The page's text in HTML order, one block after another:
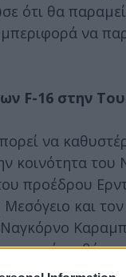
ότι θα
να
F-16 στην
να
κοινότητα
προέδρου
και
αυτά τα